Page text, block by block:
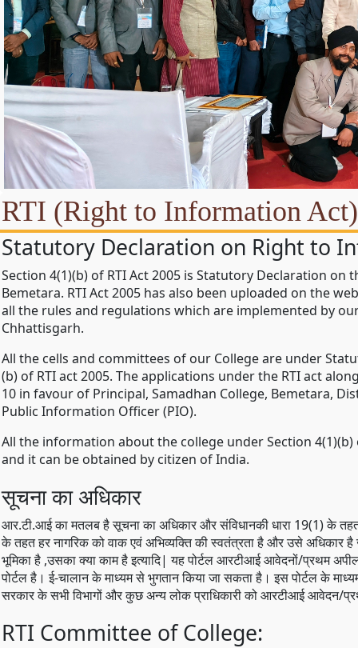
RTI (Right to Information Act)
Statutory Declaration on Right to
Section 4(1)(b) of RTI Act 2005 is Statutory Declaration on
Bemetara. RTI Act 2005 has also been uploaded on the
all the rules and regulations which are implemented by
Chhattisgarh.
All the cells and committees of our College are under
(b) of RTI act 2005. The applications under the RTI act
10 in favour of Principal, Samadhan College, Bemetara,
Public Information Officer (PIO).
All the information about the college under Section
and it can be obtained by citizen of India.
सूचना का अधिकार
आर.टी.आई का मतलब है सूचना का अधिकार और संविधानकी धारा 19(1) के
के तहत हर नागरिक को वाक एवं अभिव्यक्ति की स्वतंत्रता है और उसे अधिकार
भूमिका है ,उसका क्या काम है इत्यादि| यह पोर्टल आरटीआई आवेदनों/प्रथम
पोर्टल है। ई-चालान के माध्यम से भुगतान किया जा सकता है। इस पोर्टल के
सरकार के सभी विभागों और कुछ अन्य लोक प्राधिकारी को आरटीआई आवेदन/
RTI Committee of College: